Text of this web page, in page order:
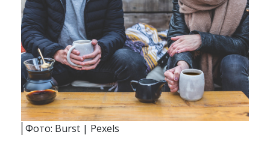
Фото: Burst | Pexels